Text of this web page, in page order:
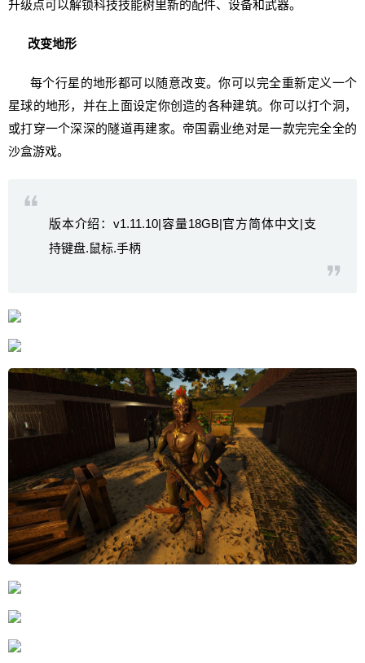
升级点可以解锁科技技能树里新的配件、设备和武器。
改变地形
每个行星的地形都可以随意改变。你可以完全重新定义一个
星球的地形，并在上面设定你创造的各种建筑。你可以打个洞，
或打穿一个深深的隧道再建家。帝国霸业绝对是一款完完全全的
沙盒游戏。
版本介绍：v1.11.10|容量18GB|官方简体中文|支
持键盘.鼠标.手柄